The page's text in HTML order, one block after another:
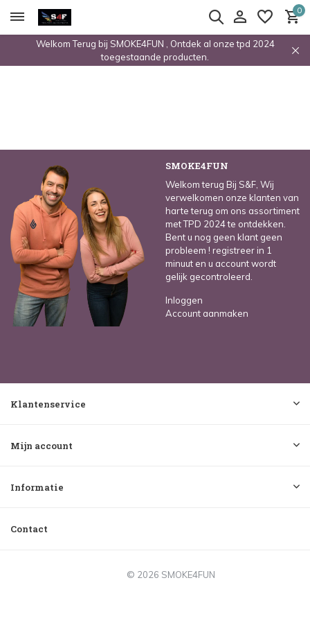
0
Welkom Terug bij SMOKE4FUN , Ontdek al onze tpd 2024
toegestaande producten.
SMOKE4FUN
Welkom terug Bij S&F, Wij
verwelkomen onze klanten van
harte terug om ons assortiment
met TPD 2024 te ontdekken.
Bent u nog geen klant geen
probleem ! registreer in 1
minuut en u account wordt
gelijk gecontroleerd.
Inloggen
Account aanmaken
Klantenservice
Mijn account
Informatie
Contact
© 2026 SMOKE4FUN